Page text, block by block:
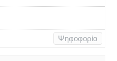
Ψηφοφορία